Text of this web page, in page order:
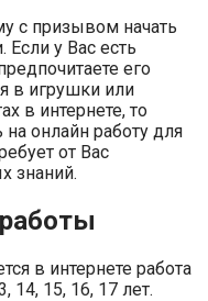
с призывом начать
Если у Вас есть
его
в игрушки или
в интернете, то
на онлайн работу для
от Вас
знаний.
в интернете работа
14, 15, 16, 17 лет.